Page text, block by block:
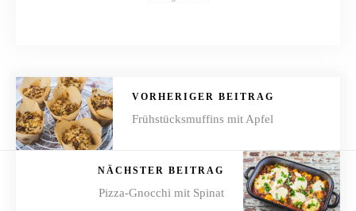
VORHERIGER BEITRAG
Frühstücksmuffins mit Apfel
NÄCHSTER BEITRAG
Pizza-Gnocchi mit Spinat